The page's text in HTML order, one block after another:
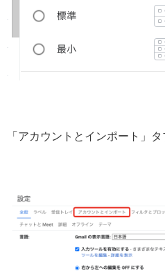
「アカウントとインポート」